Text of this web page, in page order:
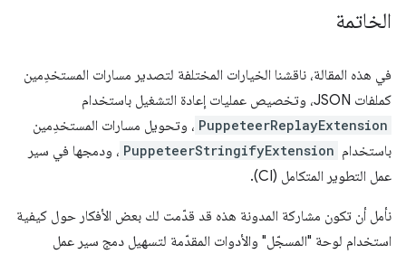
الخاتمة
في هذه المقالة، ناقشنا الخيارات المختلفة لتصدير مسارات المستخدِمين
كملفات JSON، وتخصيص عمليات إعادة التشغيل باستخدام
PuppeteerReplayExtension ، وتحويل مسارات المستخدِمين
باستخدام PuppeteerStringifyExtension ، ودمجها في سير
عمل التطوير المتكامل (CI).
نأمل أن تكون مشاركة المدونة هذه قد قدّمت لك بعض الأفكار حول كيفية
استخدام لوحة "المسجّل" والأدوات المقدّمة لتسهيل دمج سير عمل